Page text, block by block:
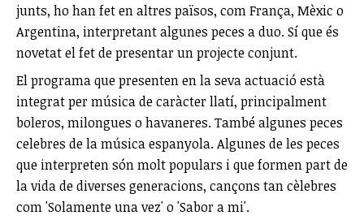
junts, ho han fet en altres països, com França, Mèxic o
Argentina, interpretant algunes peces a duo. Sí que és
novetat el fet de presentar un projecte conjunt.
El programa que presenten en la seva actuació està
integrat per música de caràcter llatí, principalment
boleros, milongues o havaneres. També algunes peces
celebres de la música espanyola. Algunes de les peces
que interpreten són molt populars i que formen part de
la vida de diverses generacions, cançons tan cèlebres
com 'Solamente una vez' o 'Sabor a mi'.